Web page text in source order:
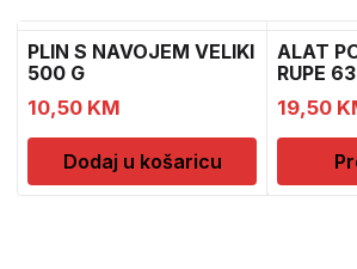
PLIN S NAVOJEM VELIKI
500 G
10,50 KM
Dodaj u košaricu
ALAT
RUPE
19,50